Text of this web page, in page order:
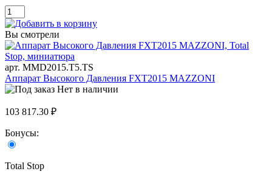
Вы смотрели
арт. MMD2015.T5.TS
Аппарат Высокого Давления FXT2015 MAZZONI
Нет в наличии
103 817.30 ₽
Бонусы:
Total Stop